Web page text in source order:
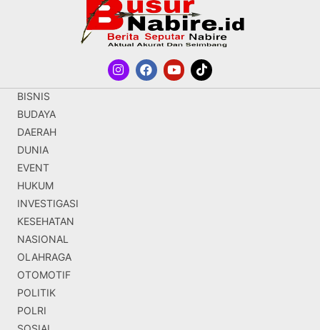
BISNIS
BUDAYA
DAERAH
DUNIA
EVENT
HUKUM
INVESTIGASI
KESEHATAN
NASIONAL
OLAHRAGA
OTOMOTIF
POLITIK
POLRI